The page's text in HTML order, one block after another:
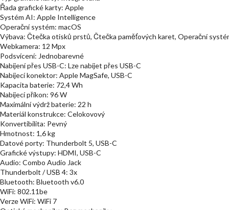
Řada grafické karty: Apple
Systém AI: Apple Intelligence
Operační systém: macOS
Výbava: Čtečka otisků prstů, Čtečka paměťových karet, Operační
Webkamera: 12 Mpx
Podsvícení: Jednobarevné
Nabíjení přes USB-C: Lze nabíjet přes USB-C
Nabíjecí konektor: Apple MagSafe, USB-C
Kapacita baterie: 72,4 Wh
Nabíjecí příkon: 96 W
Maximální výdrž baterie: 22 h
Materiál konstrukce: Celokovový
Konvertibilita: Pevný
Hmotnost: 1,6 kg
Datové porty: Thunderbolt 5, USB-C
Grafické výstupy: HDMI, USB-C
Audio: Combo Audio Jack
Thunderbolt / USB 4: 3x
Bluetooth: Bluetooth v6.0
WiFi: 802.11be
Verze WiFi: WiFi 7